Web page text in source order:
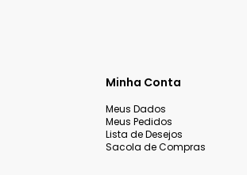
Minha Conta
Meus Dados
Meus Pedidos
Lista de Desejos
Sacola de Compras